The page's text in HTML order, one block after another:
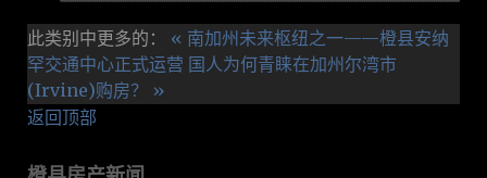
此类别中更多的：
« 南加州未来枢纽之一——橙县安纳
罕交通中心正式运营 国人为何青睐在加州尔湾市
(Irvine)购房？ »
返回顶部